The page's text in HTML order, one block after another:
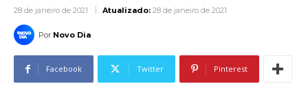
28 de janeiro de 2021 Atualizado: 28 de janeiro de 2021
Por Novo Dia
Facebook Twitter Pinterest